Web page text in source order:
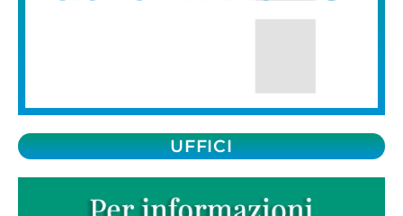
UFFICI